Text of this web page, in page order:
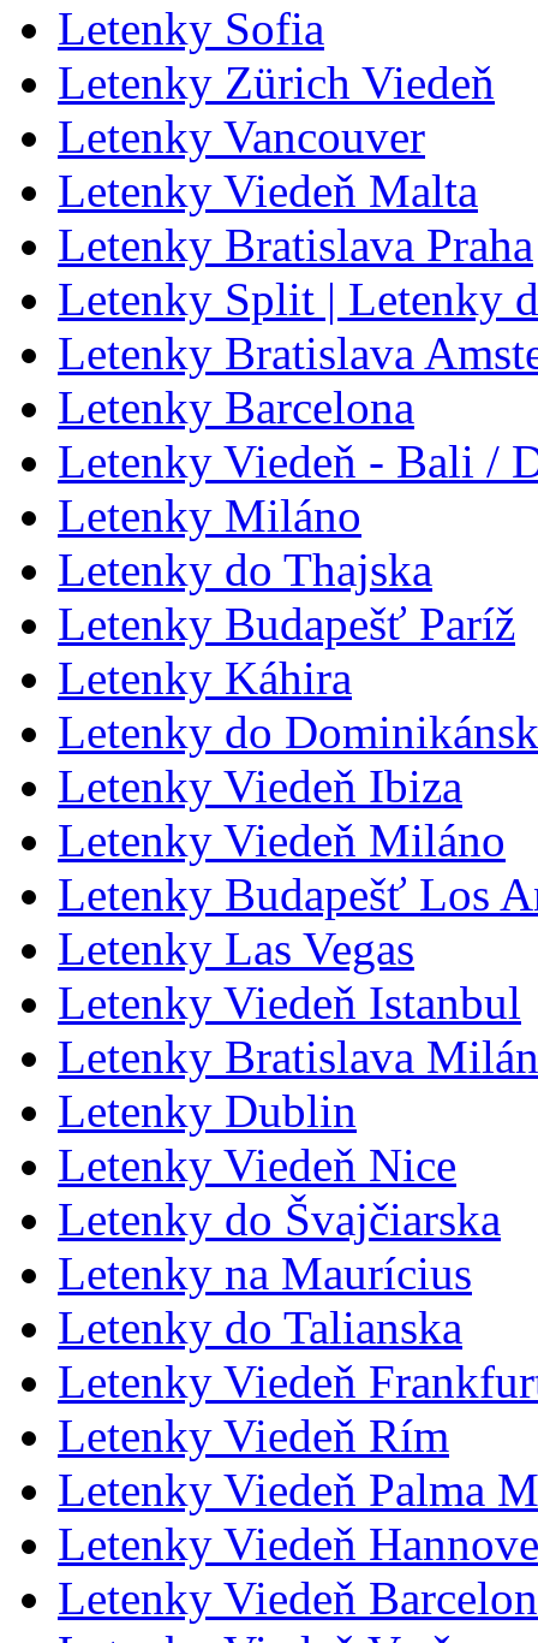
Letenky Sofia
Letenky Zürich Viedeň
Letenky Vancouver
Letenky Viedeň Malta
Letenky Bratislava Praha
Letenky Split | Letenky
Letenky Bratislava
Letenky Barcelona
Letenky Viedeň - Bali /
Letenky Miláno
Letenky do Thajska
Letenky Budapešť Paríž
Letenky Káhira
Letenky do
Letenky Viedeň Ibiza
Letenky Viedeň Miláno
Letenky Budapešť Los
Letenky Las Vegas
Letenky Viedeň Istanbul
Letenky Bratislava
Letenky Dublin
Letenky Viedeň Nice
Letenky do Švajčiarska
Letenky na Maurícius
Letenky do Talianska
Letenky Viedeň
Letenky Viedeň Rím
Letenky Viedeň Palma
Letenky Viedeň
Letenky Viedeň